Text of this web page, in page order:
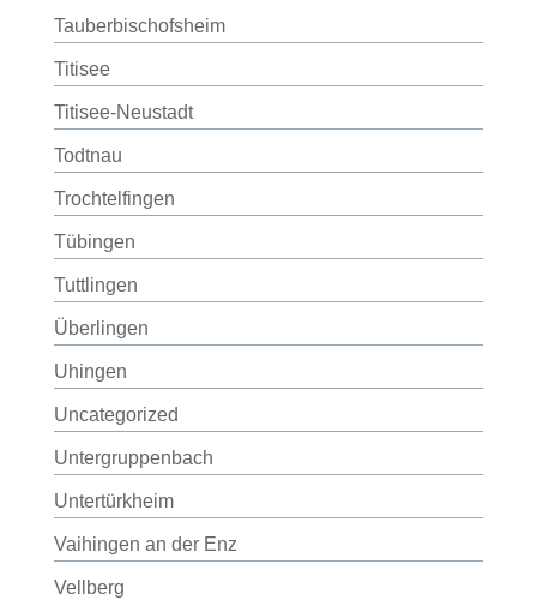
Tauberbischofsheim
Titisee
Titisee-Neustadt
Todtnau
Trochtelfingen
Tübingen
Tuttlingen
Überlingen
Uhingen
Uncategorized
Untergruppenbach
Untertürkheim
Vaihingen an der Enz
Vellberg